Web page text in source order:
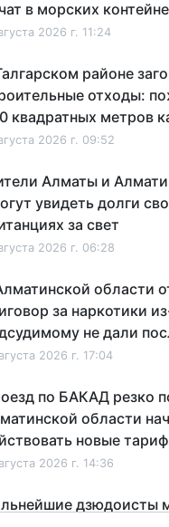
в морских
2026 г. 11:24
районе
отходы:
квадратных метров
2026 г. 09:52
Алматы и
увидеть долги
за свет
2026 г. 06:28
области
за наркотики
не дали
2026 г. 17:04
по БАКАД резко
области
новые
2026 г. 14:36
дзюдоисты